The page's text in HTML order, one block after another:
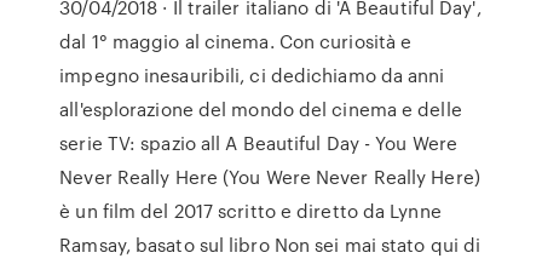
30/04/2018 · Il trailer italiano di 'A Beautiful Day',
dal 1° maggio al cinema. Con curiosità e
impegno inesauribili, ci dedichiamo da anni
all'esplorazione del mondo del cinema e delle
serie TV: spazio all A Beautiful Day - You Were
Never Really Here (You Were Never Really Here)
è un film del 2017 scritto e diretto da Lynne
Ramsay, basato sul libro Non sei mai stato qui di